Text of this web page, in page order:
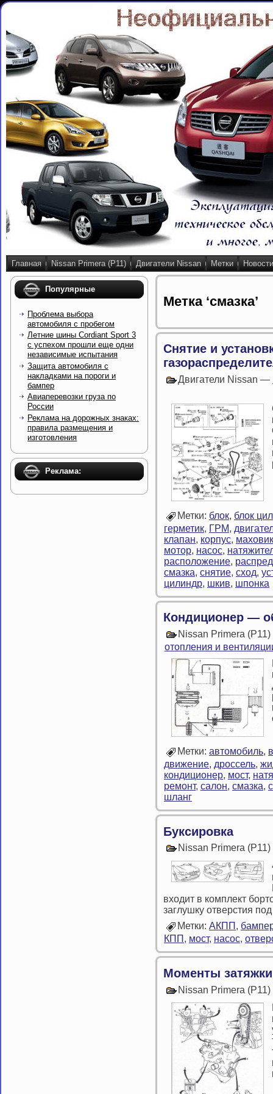
Главная Nissan Primera (P11) Двигатели Nissan Метки Новости
Популярные
Проблема выбора
автомобиля с пробегом
Летние шины Cordiant Sport 3
с успехом прошли еще одни
независимые испытания
Защита автомобиля с
накладками на пороги и
бампер
Авиаперевозки груза по
России
Реклама на дорожных знаках:
правила размещения и
изготовления
Реклама:
Метка ‘смазка’
Снятие и
Двигатели Nissan —
Метки: блок, блок
герметик, ГРМ,
клапан, корпус, маховик
мотор, насос,
расположение,
смазка, снятие, сход,
цилиндр, шкив, шпонка
Кондиционер —
Nissan Primera
отопления и
Метки: автомобиль,
движение, дроссель,
кондиционер, мост,
ремонт, салон, смазка,
шланг
Буксировка
Nissan Primera
входит в комплект
заглушку отверстия
Метки: АКПП ,
КПП , мост, насос,
Моменты затяжки
Nissan Primera